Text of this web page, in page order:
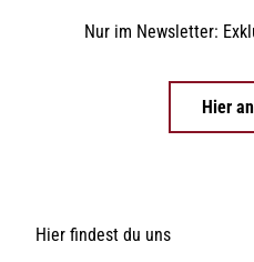
Nur im Newsletter:
Hier
Hier findest du uns